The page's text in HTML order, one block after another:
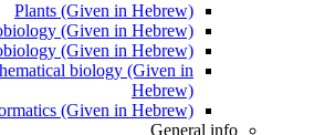
Plants (Given in Hebrew)
(Given in Hebrew)
(Given in Hebrew)
biology (Given in
Hebrew)
(Given in Hebrew)
General info